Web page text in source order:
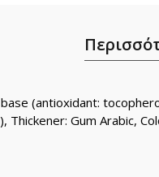
(antioxidant:
Thickener: Gum Arabic,